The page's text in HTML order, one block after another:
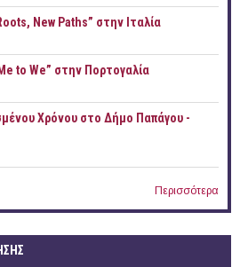
New Paths” στην Ιταλία
to We” στην Πορτογαλία
Χρόνου στο Δήμο Παπάγου -
Περισσότερα